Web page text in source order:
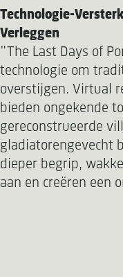
Technologie-
Verleggen
"The Last Days of
technologie om
overstijgen. Virtual
bieden ongekende
gereconstrueerde
gladiatorengevecht
dieper begrip,
aan en creëren een